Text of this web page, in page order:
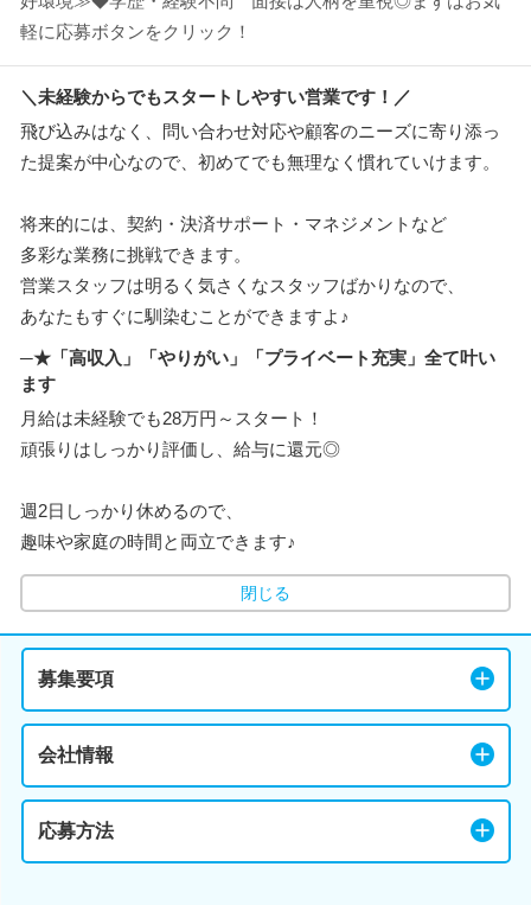
軽に応募ボタンをクリック！
＼未経験からでもスタートしやすい営業です！／
飛び込みはなく、問い合わせ対応や顧客のニーズに寄り添っ
た提案が中心なので、初めてでも無理なく慣れていけます。
将来的には、契約・決済サポート・マネジメントなど
多彩な業務に挑戦できます。
営業スタッフは明るく気さくなスタッフばかりなので、
あなたもすぐに馴染むことができますよ♪
─★「高収入」「やりがい」「プライベート充実」全て叶い
ます
月給は未経験でも28万円～スタート！
頑張りはしっかり評価し、給与に還元◎
週2日しっかり休めるので、
趣味や家庭の時間と両立できます♪
閉じる
募集要項
会社情報
応募方法